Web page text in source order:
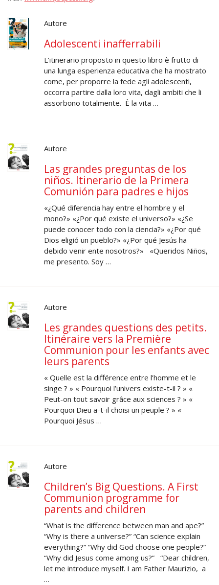
Autore
Adolescenti inafferrabili
L’itinerario proposto in questo libro è frutto di
una lunga esperienza educativa che ha mostrato
come, per proporre la fede agli adolescenti,
occorra partire dalla loro vita, dagli ambiti che li
assorbono totalmente. È la vita …
Autore
Las grandes preguntas de los
niños. Itinerario de la Primera
Comunión para padres e hijos
«¿Qué diferencia hay entre el hombre y el
mono?» «¿Por qué existe el universo?» «¿Se
puede conocer todo con la ciencia?» «¿Por qué
Dios eligió un pueblo?» «¿Por qué Jesús ha
debido venir ente nosotros?» «Queridos Niños,
me presento. Soy …
Autore
Les grandes questions des petits.
Itinéraire vers la Première
Communion pour les enfants avec
leurs parents
« Quelle est la différence entre l’homme et le
singe ? » « Pourquoi l’univers existe-t-il ? » «
Peut-on tout savoir grâce aux sciences ? » «
Pourquoi Dieu a-t-il choisi un peuple ? » «
Pourquoi Jésus …
Autore
Children’s Big Questions. A First
Communion programme for
parents and children
“What is the difference between man and ape?”
“Why is there a universe?” “Can science explain
everything?” “Why did God choose one people?”
“Why did Jesus come among us?” “Dear children,
let me introduce myself. I am Father Maurizio, a
…